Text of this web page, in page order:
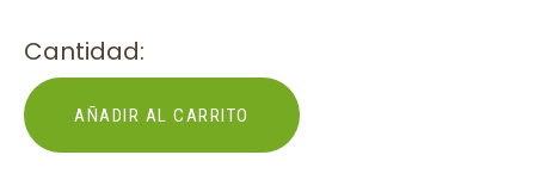
Cantidad:
AÑADIR AL CARRITO